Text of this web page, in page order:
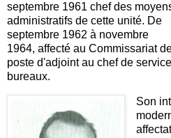
septembre 1961 chef des
administratifs de cette unité. De
septembre 1962 à novembre
1964, affecté au Commissariat
poste d'adjoint au chef de
bureaux.
Son